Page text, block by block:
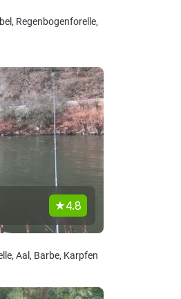
Regenbogenforelle,
4.8
Aal, Barbe, Karpfen